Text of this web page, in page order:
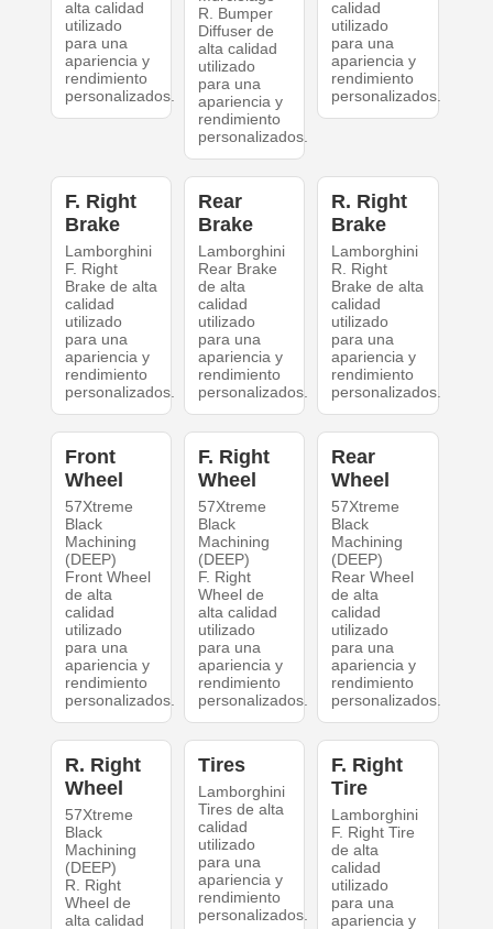
alta calidad
utilizado
para una
apariencia y
rendimiento
personalizados.
R. Bumper
Diffuser de
alta calidad
utilizado
para una
apariencia y
rendimiento
personalizados.
calidad
utilizado
para una
apariencia y
rendimiento
personalizados.
F. Right
Brake
Lamborghini
F. Right
Brake de alta
calidad
utilizado
para una
apariencia y
rendimiento
personalizados.
Rear
Brake
Lamborghini
Rear Brake
de alta
calidad
utilizado
para una
apariencia y
rendimiento
personalizados.
R. Right
Brake
Lamborghini
R. Right
Brake de alta
calidad
utilizado
para una
apariencia y
rendimiento
personalizados.
Front
Wheel
57Xtreme
Black
Machining
(DEEP)
Front Wheel
de alta
calidad
utilizado
para una
apariencia y
rendimiento
personalizados.
F. Right
Wheel
57Xtreme
Black
Machining
(DEEP)
F. Right
Wheel de
alta calidad
utilizado
para una
apariencia y
rendimiento
personalizados.
Rear
Wheel
57Xtreme
Black
Machining
(DEEP)
Rear Wheel
de alta
calidad
utilizado
para una
apariencia y
rendimiento
personalizados.
R. Right
Wheel
57Xtreme
Black
Machining
(DEEP)
R. Right
Wheel de
alta calidad
Tires
Lamborghini
Tires de alta
calidad
utilizado
para una
apariencia y
rendimiento
personalizados.
F. Right
Tire
Lamborghini
F. Right Tire
de alta
calidad
utilizado
para una
apariencia y